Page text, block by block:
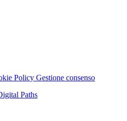
Policy Gestione consenso
Paths